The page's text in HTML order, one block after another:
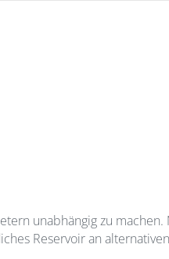
unabhängig zu
Reservoir an